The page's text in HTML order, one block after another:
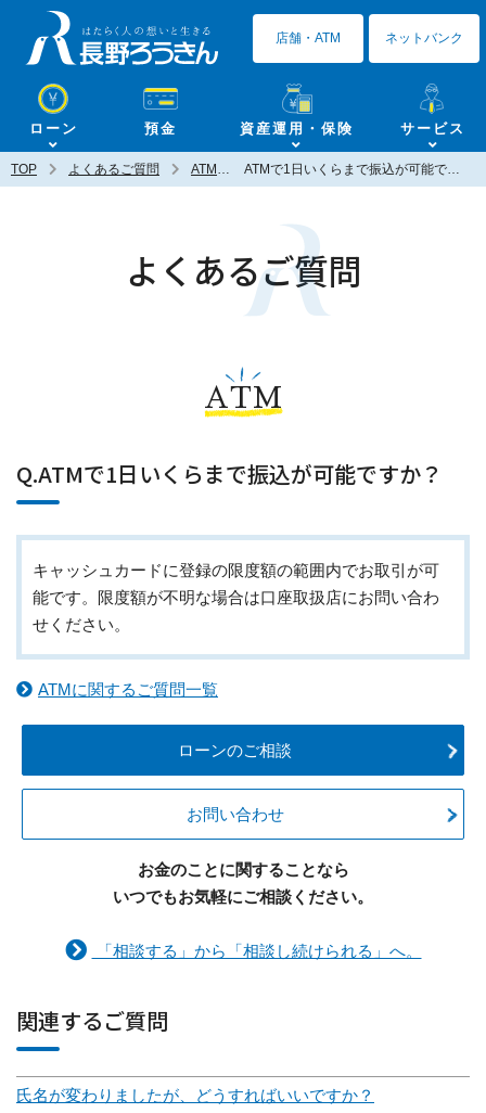
ローン 預金 資産運用・保険 サービス
店舗・ATM ネットバンク
TOP よくあるご質問 ATM ATMで1日いくらまで振込が可能ですか？
よくあるご質問
ATM
Q.ATMで1日いくらまで振込が可能ですか？
キャッシュカードに登録の限度額の範囲内でお取引が可
能です。限度額が不明な場合は口座取扱店にお問い合わ
せください。
ATMに関するご質問一覧
ローンのご相談
お問い合わせ
お金のことに関することなら
いつでもお気軽にご相談ください。
「相談する」から「相談し続けられる」へ。
関連するご質問
氏名が変わりましたが、どうすればいいですか？